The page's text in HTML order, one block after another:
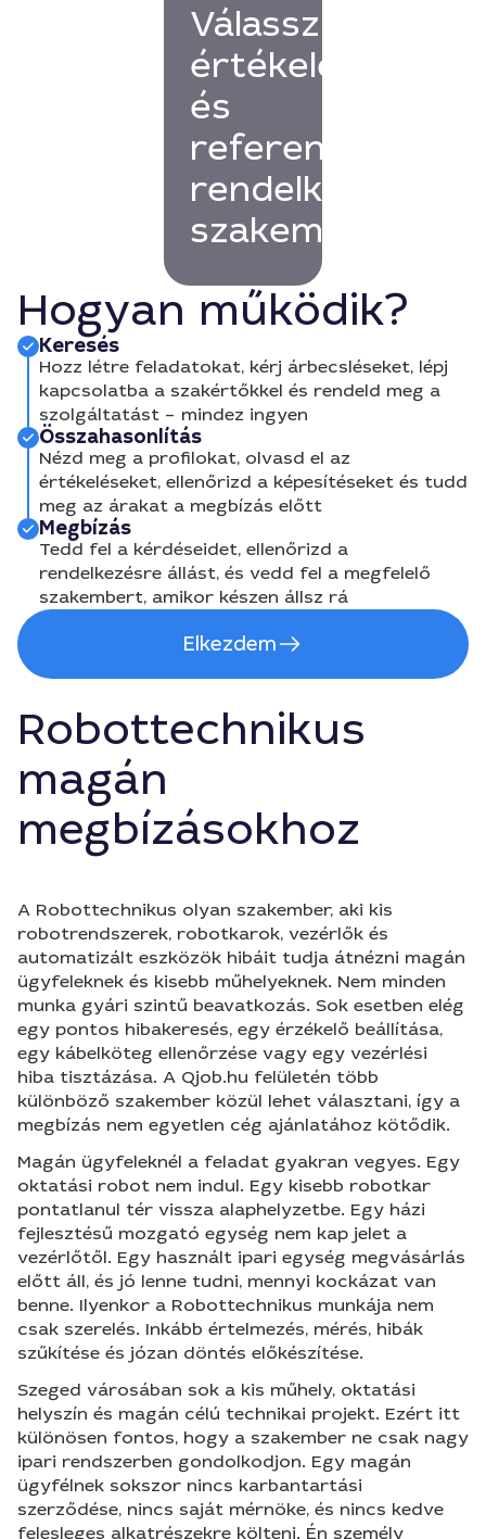
Válassz
értékelésekkel
és
referenciákkal
rendelkező
szakembert!
Hogyan működik?
Keresés
Hozz létre feladatokat, kérj árbecsléseket, lépj
kapcsolatba a szakértőkkel és rendeld meg a
szolgáltatást – mindez ingyen
Összahasonlítás
Nézd meg a profilokat, olvasd el az
értékeléseket, ellenőrizd a képesítéseket és tudd
meg az árakat a megbízás előtt
Megbízás
Tedd fel a kérdéseidet, ellenőrizd a
rendelkezésre állást, és vedd fel a megfelelő
szakembert, amikor készen állsz rá
Elkezdem
Robottechnikus
magán
megbízásokhoz
A Robottechnikus olyan szakember, aki kis
robotrendszerek, robotkarok, vezérlők és
automatizált eszközök hibáit tudja átnézni magán
ügyfeleknek és kisebb műhelyeknek. Nem minden
munka gyári szintű beavatkozás. Sok esetben elég
egy pontos hibakeresés, egy érzékelő beállítása,
egy kábelköteg ellenőrzése vagy egy vezérlési
hiba tisztázása. A Qjob.hu felületén több
különböző szakember közül lehet választani, így a
megbízás nem egyetlen cég ajánlatához kötődik.
Magán ügyfeleknél a feladat gyakran vegyes. Egy
oktatási robot nem indul. Egy kisebb robotkar
pontatlanul tér vissza alaphelyzetbe. Egy házi
fejlesztésű mozgató egység nem kap jelet a
vezérlőtől. Egy használt ipari egység megvásárlás
előtt áll, és jó lenne tudni, mennyi kockázat van
benne. Ilyenkor a Robottechnikus munkája nem
csak szerelés. Inkább értelmezés, mérés, hibák
szűkítése és józan döntés előkészítése.
Szeged városában sok a kis műhely, oktatási
helyszín és magán célú technikai projekt. Ezért itt
különösen fontos, hogy a szakember ne csak nagy
ipari rendszerben gondolkodjon. Egy magán
ügyfélnek sokszor nincs karbantartási
szerződése, nincs saját mérnöke, és nincs kedve
felesleges alkatrészekre költeni. Én személy